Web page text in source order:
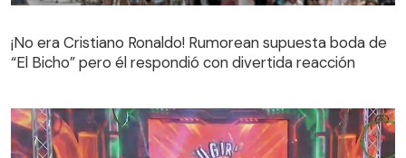
¡No era Cristiano Ronaldo! Rumorean supuesta boda de
“El Bicho” pero él respondió con divertida reacción